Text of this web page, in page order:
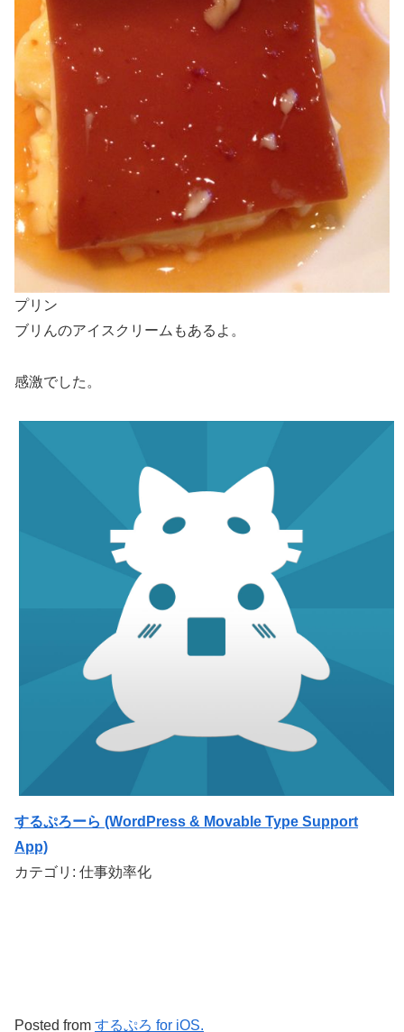
プリン
ブリんのアイスクリームもあるよ。
感激でした。
するぷろーら (WordPress & Movable Type Support
App)
カテゴリ: 仕事効率化
Posted from するぷろ for iOS.